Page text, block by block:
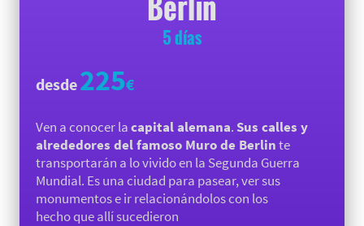
5 días
desde225€
Ven a conocer lacapital alemana.Sus calles y
alrededores del famoso Muro de Berlinte
transportarán a lo vivido en la Segunda Guerra
Mundial. Es una ciudad para pasear, ver sus
monumentos e ir relacionándolos con los
hecho que allí sucedieron